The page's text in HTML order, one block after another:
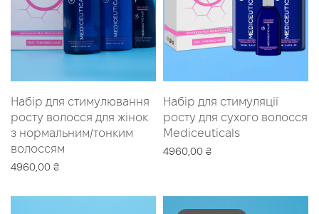
Набір для стимулювання
росту волосся для жінок
з нормальним/тонким
волоссям
4960,00 ₴
Набір для стимуляції
росту для сухого волосся
Mediceuticals
4960,00 ₴